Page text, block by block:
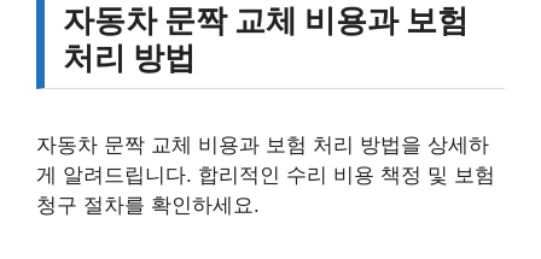
자동차 문짝 교체 비용과 보험
처리 방법
자동차 문짝 교체 비용과 보험 처리 방법을 상세하
게 알려드립니다. 합리적인 수리 비용 책정 및 보험
청구 절차를 확인하세요.